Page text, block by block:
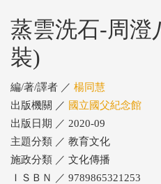
蒸雲洗石-周澄
裝)
編/著/譯者 ／ 楊同慧
出版機關 ／ 國立國父紀念館
出版日期 ／ 2020-09
主題分類 ／ 教育文化
施政分類 ／ 文化傳播
ＩＳＢＮ ／ 9789865321253